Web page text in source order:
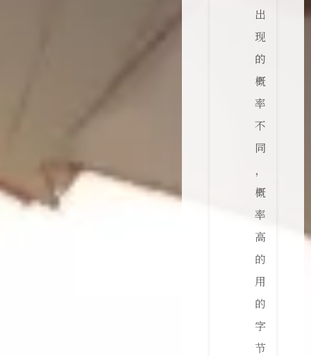
出
现
的
概
率
不
同
，
概
率
高
的
用
的
字
节